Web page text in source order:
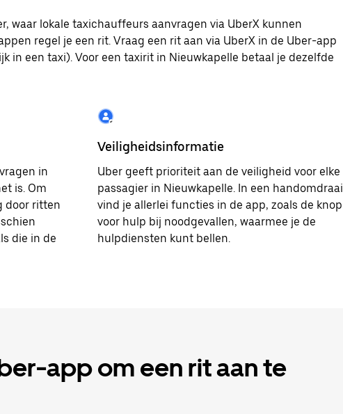
waar lokale taxichauffeurs aanvragen via UberX kunnen
regel je een rit. Vraag een rit aan via UberX in de Uber-app
in een taxi). Voor een taxirit in Nieuwkapelle betaal je dezelfde
in
is. Om
door ritten
die in de
Veiligheidsinformatie
Uber geeft prioriteit aan de veiligheid voor elke
passagier in Nieuwkapelle. In een handomdraai
vind je allerlei functies in de app, zoals de knop
voor hulp bij noodgevallen, waarmee je de
hulpdiensten kunt bellen.
app om een rit aan te